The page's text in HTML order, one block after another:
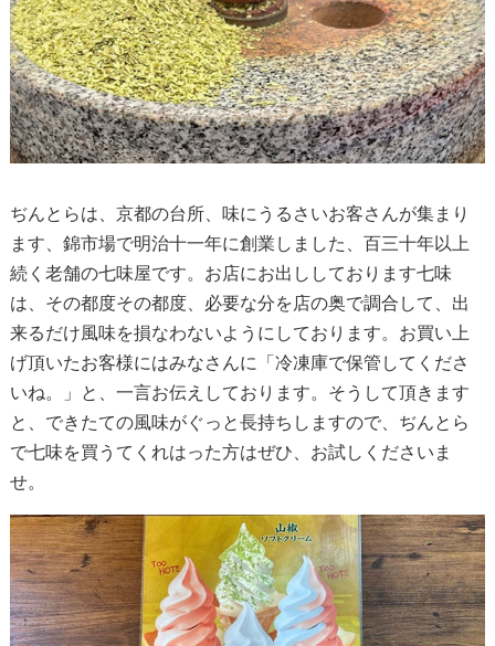
ぢんとらは、京都の台所、味にうるさいお客さんが集まり
ます、錦市場で明治十一年に創業しました、百三十年以上
続く老舗の七味屋です。お店にお出ししております七味
は、その都度その都度、必要な分を店の奥で調合して、出
来るだけ風味を損なわないようにしております。お買い上
げ頂いたお客様にはみなさんに「冷凍庫で保管してくださ
いね。」と、一言お伝えしております。そうして頂きます
と、できたての風味がぐっと長持ちしますので、ぢんとら
で七味を買うてくれはった方はぜひ、お試しくださいま
せ。